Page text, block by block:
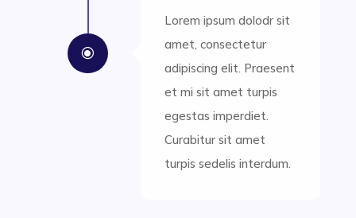
\
Lorem ipsum dolodr sit
amet, consectetur
adipiscing elit. Praesent
et mi sit amet turpis
egestas imperdiet.
Curabitur sit amet
turpis sedelis interdum.